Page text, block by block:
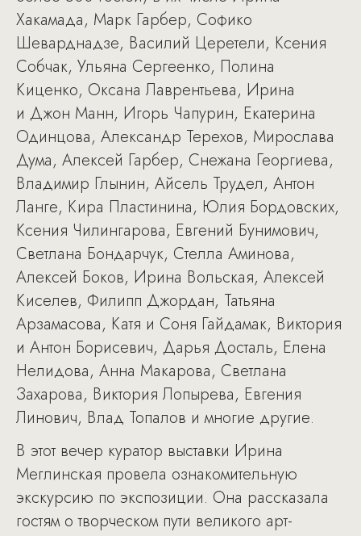
Хакамада, Марк Гарбер, Софико
Шеварднадзе, Василий Церетели, Ксения
Собчак, Ульяна Сергеенко, Полина
Киценко, Оксана Лаврентьева, Ирина
и Джон Манн, Игорь Чапурин, Екатерина
Одинцова, Александр Терехов, Мирослава
Дума, Алексей Гарбер, Снежана Георгиева,
Владимир Глынин, Айсель Трудел, Антон
Ланге, Кира Пластинина, Юлия Бордовских,
Ксения Чилингарова, Евгений Бунимович,
Светлана Бондарчук, Стелла Аминова,
Алексей Боков, Ирина Вольская, Алексей
Киселев, Филипп Джордан, Татьяна
Арзамасова, Катя и Соня Гайдамак, Виктория
и Антон Борисевич, Дарья Досталь, Елена
Нелидова, Анна Макарова, Светлана
Захарова, Виктория Лопырева, Евгения
Линович, Влад Топалов и многие другие.
В этот вечер куратор выставки Ирина
Меглинская провела ознакомительную
экскурсию по экспозиции. Она рассказала
гостям о творческом пути великого арт-